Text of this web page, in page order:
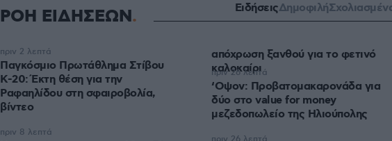
ΡΟΗ ΕΙΔΗΣΕΩΝ ΕιδήσειςΔημοφιλή
Παγκόσμιο Πρωτάθλημα Στίβου
Κ-20: Έκτη θέση για την
Ραφαηλίδου στη σφαιροβολία,
βίντεο
πριν 2 λεπτά
πριν 8 λεπτά
απόχρωση ξανθού για το φετινό
καλοκαίρι
‘Οψον: Προβατομακαρονάδα για
δύο στο value for money
μεζεδοπωλείο της Ηλιούπολης
πριν 26 λεπτά